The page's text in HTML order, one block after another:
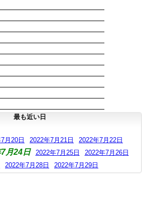
最も近い日
月20日 2022年7月21日
2022年7月22日
月24日 2022年7月25日
2022年7月26日
2022年7月28日 2022年7月29日